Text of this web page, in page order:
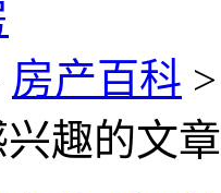
房产百科 >
趣的文章